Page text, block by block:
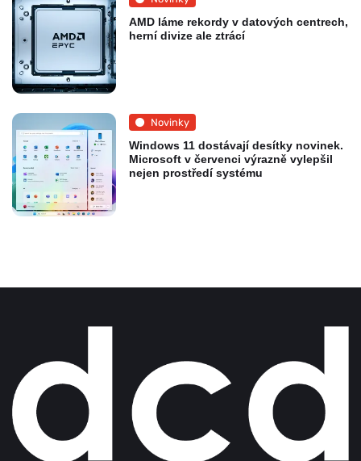
AMD láme rekordy v datových centrech,
herní divize ale ztrácí
Novinky
Windows 11 dostávají desítky novinek.
Microsoft v červenci výrazně vylepšil
nejen prostředí systému